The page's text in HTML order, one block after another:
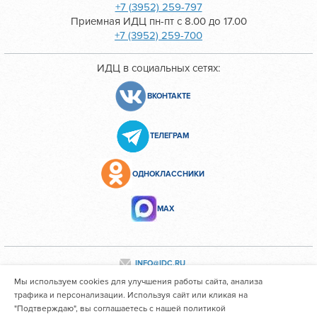
+7 (3952) 259-797
Приемная ИДЦ пн-пт с 8.00 до 17.00
+7 (3952) 259-700
ИДЦ в социальных сетях:
ВКОНТАКТЕ
ТЕЛЕГРАМ
ОДНОКЛАССНИКИ
МАХ
INFO@IDC.RU
Все персональные данные сотрудников размещены с их
Мы используем cookies для улучшения работы сайта, анализа
трафика и персонализации. Используя сайт или кликая на
"Подтверждаю", вы соглашаетесь с нашей политикой